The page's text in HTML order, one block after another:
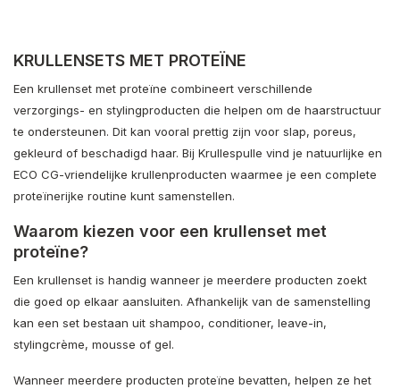
KRULLENSETS MET PROTEÏNE
Een krullenset met proteïne combineert verschillende
verzorgings- en stylingproducten die helpen om de haarstructuur
te ondersteunen. Dit kan vooral prettig zijn voor slap, poreus,
gekleurd of beschadigd haar. Bij Krullespulle vind je natuurlijke en
ECO CG-vriendelijke krullenproducten waarmee je een complete
proteïnerijke routine kunt samenstellen.
Waarom kiezen voor een krullenset met
proteïne?
Een krullenset is handig wanneer je meerdere producten zoekt
die goed op elkaar aansluiten. Afhankelijk van de samenstelling
kan een set bestaan uit shampoo, conditioner, leave-in,
stylingcrème, mousse of gel.
Wanneer meerdere producten proteïne bevatten, helpen ze het